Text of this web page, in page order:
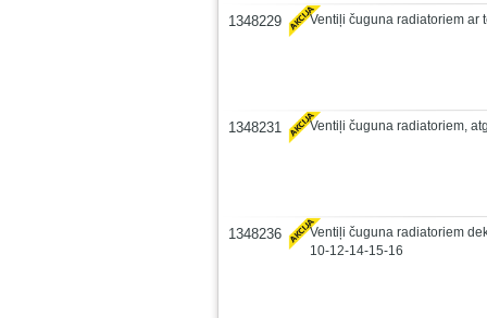
1348229 Ventiļi čuguna radiatoriem ar
1348231 Ventiļi čuguna radiatoriem,
1348236
Ventiļi čuguna radiatoriem
10-12-14-15-16